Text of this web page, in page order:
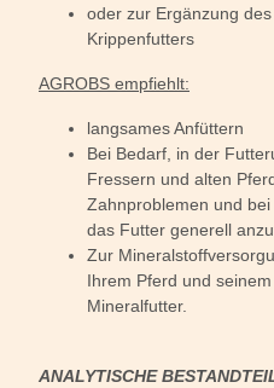
oder zur Ergänzung
Krippenfutters
AGROBS empfiehlt:
langsames Anfüttern
Bei Bedarf, in der
Fressern und alten
Zahnproblemen und
das Futter generell
Zur
Ihrem Pferd und
Mineralfutter.
ANALYTISCHE